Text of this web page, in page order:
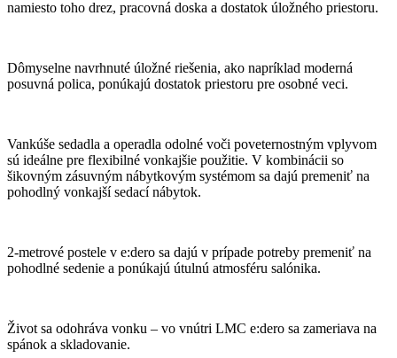
namiesto toho drez, pracovná doska a dostatok úložného priestoru.
Dômyselne navrhnuté úložné riešenia, ako napríklad moderná
posuvná polica, ponúkajú dostatok priestoru pre osobné veci.
Vankúše sedadla a operadla odolné voči poveternostným vplyvom
sú ideálne pre flexibilné vonkajšie použitie. V kombinácii so
šikovným zásuvným nábytkovým systémom sa dajú premeniť na
pohodlný vonkajší sedací nábytok.
2-metrové postele v e:dero sa dajú v prípade potreby premeniť na
pohodlné sedenie a ponúkajú útulnú atmosféru salónika.
Život sa odohráva vonku – vo vnútri LMC e:dero sa zameriava na
spánok a skladovanie.